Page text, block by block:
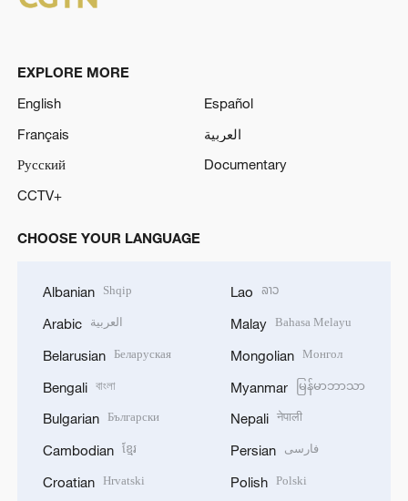
EXPLORE MORE
English
Español
Français
العربية
Русский
Documentary
CCTV+
CHOOSE YOUR LANGUAGE
Albanian Shqip
Arabic العربية
Belarusian Беларуская
Bengali বাংলা
Bulgarian Български
Cambodian ខ្មែរ
Croatian Hrvatski
Lao ລາວ
Malay Bahasa Melayu
Mongolian Монгол
Myanmar မြန်မာဘာသာ
Nepali नेपाली
Persian فارسی
Polish Polski